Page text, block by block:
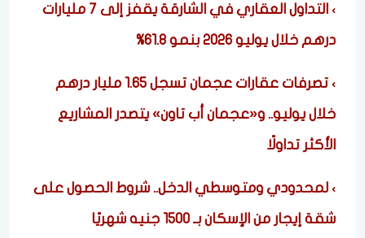
التداول العقاري في الشارقة يقفز إلى 7 مليارات
درهم خلال يوليو 2026 بنمو 61.8%
تصرفات عقارات عجمان تسجل 1.65 مليار درهم
خلال يوليو.. و«عجمان أب تاون» يتصدر المشاريع
الأكثر تداولًا
لمحدودي ومتوسطي الدخل.. شروط الحصول على
شقة إيجار من الإسكان بـ 1500 جنيه شهريًا